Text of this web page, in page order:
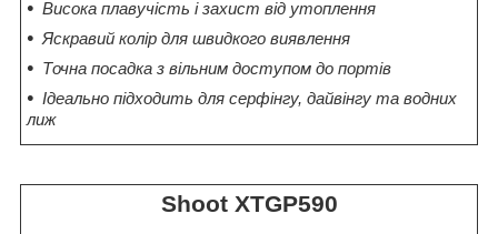
Висока плавучість і захист від утоплення
Яскравий колір для швидкого виявлення
Точна посадка з вільним доступом до портів
Ідеально підходить для серфінгу, дайвінгу та водних
лиж
Shoot XTGP590